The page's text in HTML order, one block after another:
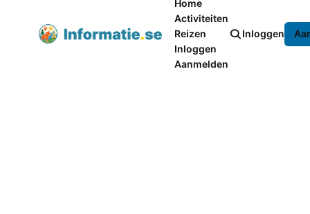
Home
Activiteiten
Reizen
Inloggen
Aanmelden
Inloggen